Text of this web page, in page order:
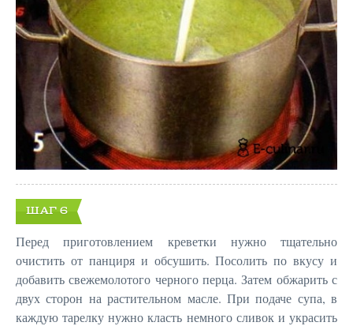
ШАГ 6
Перед приготовлением креветки нужно тщательно
очистить от панциря и обсушить. Посолить по вкусу и
добавить свежемолотого черного перца. Затем обжарить с
двух сторон на растительном масле. При подаче супа, в
каждую тарелку нужно класть немного сливок и украсить